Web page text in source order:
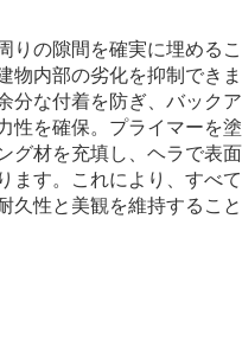
りの隙間を確実に埋めるこ
物内部の劣化を抑制できま
分な付着を防ぎ、バックア
性を確保。プライマーを塗
グ材を充填し、ヘラで表面
ます。これにより、すべて
久性と美観を維持すること